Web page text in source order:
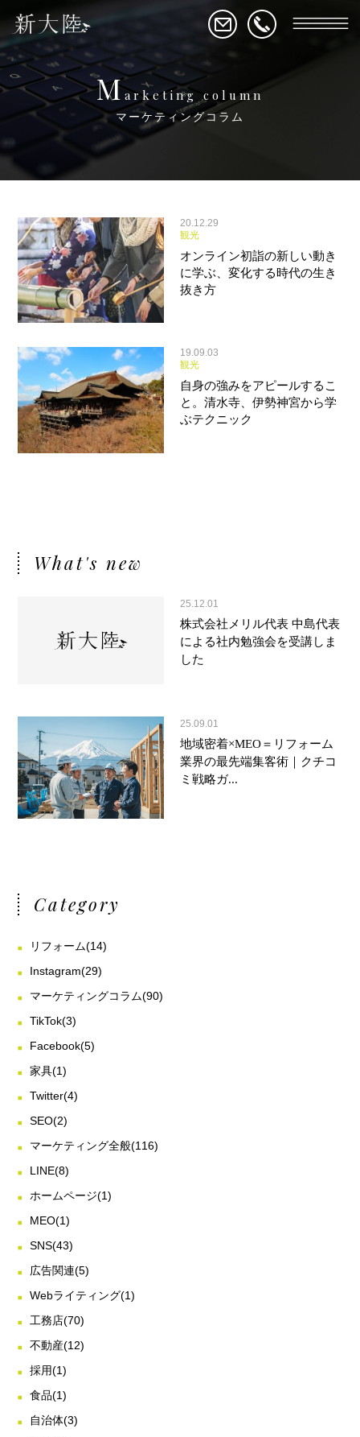
Marketing column
マーケティングコラム
20.12.29
観光
オンライン初詣の新しい動き
に学ぶ、変化する時代の生き
抜き方
19.09.03
観光
自身の強みをアピールするこ
と。清水寺、伊勢神宮から学
ぶテクニック
What's new
25.12.01
株式会社メリル代表 中島代表
による社内勉強会を受講しま
した
25.09.01
地域密着×MEO＝リフォーム
業界の最先端集客術｜クチコ
ミ戦略ガ...
Category
リフォーム(14)
Instagram(29)
マーケティングコラム(90)
TikTok(3)
Facebook(5)
家具(1)
Twitter(4)
SEO(2)
マーケティング全般(116)
LINE(8)
ホームページ(1)
MEO(1)
SNS(43)
広告関連(5)
Webライティング(1)
工務店(70)
不動産(12)
採用(1)
食品(1)
自治体(3)